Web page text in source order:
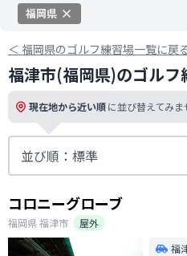
福岡県
＜ 福岡県のゴルフ練習場一覧に戻
福津市(福岡県)のゴルフ
現在地から近い順に並び替えてみま
コロニーグローブ
福岡県福津市
屋外
福